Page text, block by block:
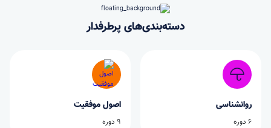
دسته‌بندی‌های پرطرفدار
روانشناسی
6 دوره
اصول موفقیت
9 دوره